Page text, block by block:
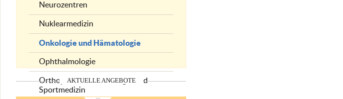
Neurozentren
Nuklearmedizin
Onkologie und Hämatologie
Ophthalmologie
Orthopädie, Traumatologie und
Sportmedizin
AKTUELLE ANGEBOTE